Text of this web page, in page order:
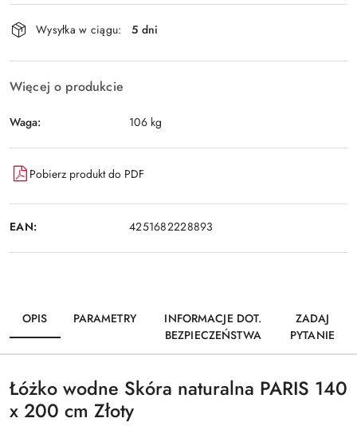
Dostępność
i
dostawa
Wysyłka w ciągu: 5 dni
Więcej o produkcie
Waga: 106 kg
Pobierz produkt do PDF
EAN: 4251682228893
OPIS PARAMETRY
INFORMACJE DOT.
BEZPIECZEŃSTWA
ZADAJ
PYTANIE
Łóżko wodne Skóra naturalna PARIS 140
x 200 cm Złoty